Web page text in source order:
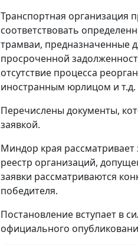
Транспортная организация
соответствовать
трамваи, предназначенные
просроченной
отсутствие процесса
иностранным юрлицом и т.д.
Перечислены документы,
заявкой.
Миндор края рассматривает
реестр организаций,
заявки рассматриваются
победителя.
Постановление вступает в
официального